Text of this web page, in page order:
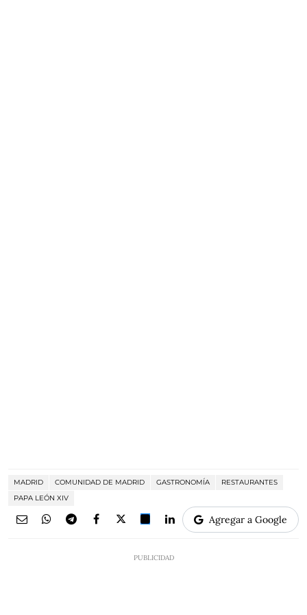
MADRID COMUNIDAD DE MADRID GASTRONOMÍA
RESTAURANTES
PAPA LEÓN XIV
Agregar a Google